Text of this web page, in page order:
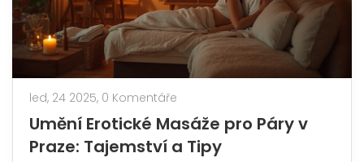
led, 24 2025, 0 Komentáře
Umění Erotické Masáže pro Páry v
Praze: Tajemství a Tipy